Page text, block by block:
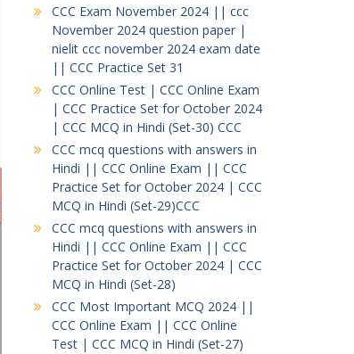
CCC Exam November 2024 || ccc
November 2024 question paper |
nielit ccc november 2024 exam date
|| CCC Practice Set 31
CCC Online Test | CCC Online Exam
| CCC Practice Set for October 2024
| CCC MCQ in Hindi (Set-30) CCC
CCC mcq questions with answers in
Hindi || CCC Online Exam || CCC
Practice Set for October 2024 | CCC
MCQ in Hindi (Set-29)CCC
CCC mcq questions with answers in
Hindi || CCC Online Exam || CCC
Practice Set for October 2024 | CCC
MCQ in Hindi (Set-28)
CCC Most Important MCQ 2024 ||
CCC Online Exam || CCC Online
Test | CCC MCQ in Hindi (Set-27)